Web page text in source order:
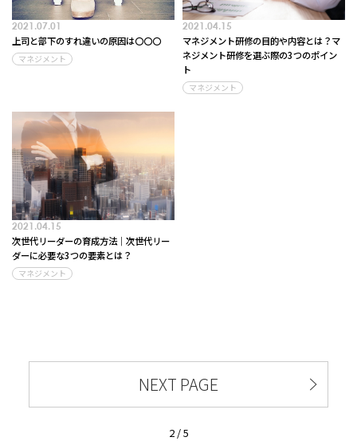
2021.07.01
上司と部下のすれ違いの原因は〇〇〇
マネジメント
2021.04.15
マネジメント研修の目的や内容とは？マ
ネジメント研修を選ぶ際の3つのポイン
ト
マネジメント
2021.04.15
次世代リーダーの育成方法｜次世代リー
ダーに必要な3つの要素とは？
マネジメント
NEXT PAGE
2 / 5